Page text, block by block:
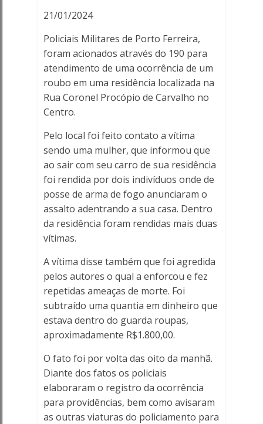
21/01/2024
Policiais Militares de Porto Ferreira,
foram acionados através do 190 para
atendimento de uma ocorrência de um
roubo em uma residência localizada na
Rua Coronel Procópio de Carvalho no
Centro.
Pelo local foi feito contato a vítima
sendo uma mulher, que informou que
ao sair com seu carro de sua residência
foi rendida por dois indivíduos onde de
posse de arma de fogo anunciaram o
assalto adentrando a sua casa. Dentro
da residência foram rendidas mais duas
vítimas.
A vítima disse também que foi agredida
pelos autores o qual a enforcou e fez
repetidas ameaças de morte. Foi
subtraído uma quantia em dinheiro que
estava dentro do guarda roupas,
aproximadamente R$1.800,00.
O fato foi por volta das oito da manhã.
Diante dos fatos os policiais
elaboraram o registro da ocorrência
para providências, bem como avisaram
as outras viaturas do policiamento para